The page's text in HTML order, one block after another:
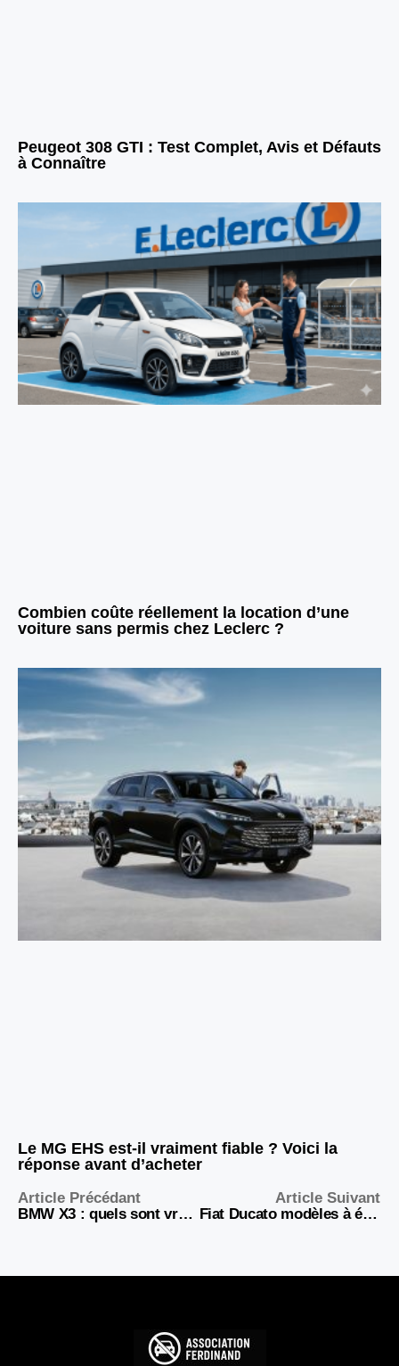
Peugeot 308 GTI : Test Complet, Avis et Défauts
à Connaître
Combien coûte réellement la location d’une
voiture sans permis chez Leclerc ?
Le MG EHS est-il vraiment fiable ? Voici la
réponse avant d’acheter
Article Précédant
BMW X3 : quels sont vraiment les modèles à éviter en 2026
Article Suivant
Fiat Ducato modèles à éviter : défauts et pannes à connaître